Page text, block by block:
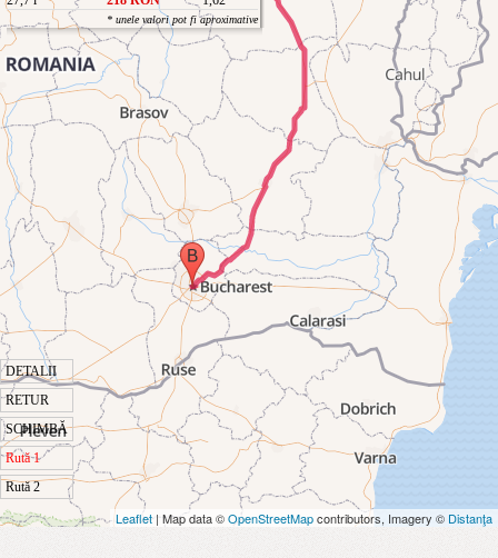
DETALII
RETUR
SCHIMBĂ
Rută 1
Rută 2
* unele valori pot fi aproximative